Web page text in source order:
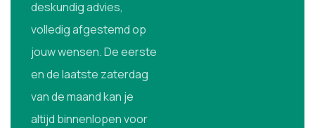
deskundig advies,
volledig afgestemd op
jouw wensen. De eerste
en de laatste zaterdag
van de maand kan je
altijd binnenlopen voor